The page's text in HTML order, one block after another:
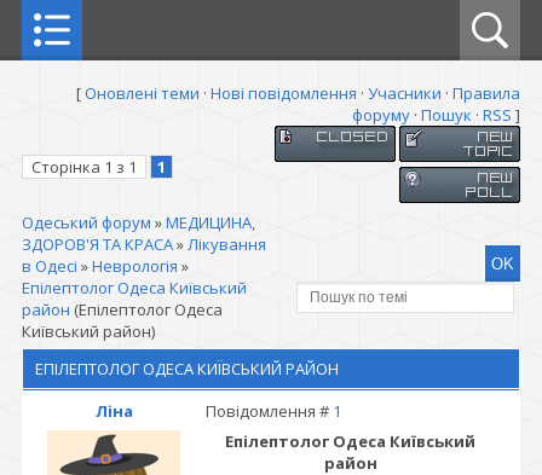
[Оновлені теми · Нові повідомлення · Учасники · Правила
форуму · Пошук · RSS ]
Сторінка 1 з 1 1
Одеський форум »МЕДИЦИНА,
ЗДОРОВ'Я ТА КРАСА»Лікування
в Одесі »Неврологія »
Епілептолог Одеса Київський
район (Епілептолог Одеса
Київський район)
ЕПІЛЕПТОЛОГ ОДЕСА КИЇВСЬКИЙ РАЙОН
Ліна
Повідомлення # 1
Епілептолог Одеса Київський
район